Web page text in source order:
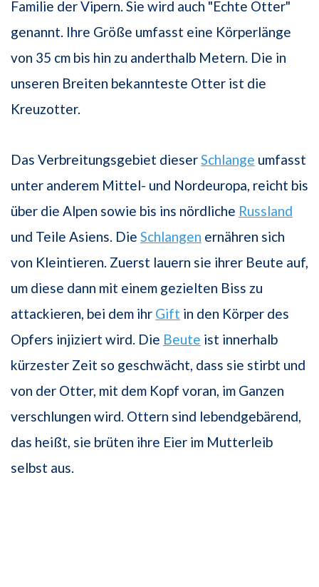
Familie der Vipern. Sie wird auch "Echte Otter"
genannt. Ihre Größe umfasst eine Körperlänge
von 35 cm bis hin zu anderthalb Metern. Die in
unseren Breiten bekannteste Otter ist die
Kreuzotter.
Das Verbreitungsgebiet dieserSchlange umfasst
unter anderem Mittel- und Nordeuropa, reicht bis
über die Alpen sowie bis ins nördliche Russland
und Teile Asiens. Die Schlangen ernähren sich
von Kleintieren. Zuerst lauern sie ihrer Beute auf,
um diese dann mit einem gezielten Biss zu
attackieren, bei dem ihr Gift in den Körper des
Opfers injiziert wird. Die Beute ist innerhalb
kürzester Zeit so geschwächt, dass sie stirbt und
von der Otter, mit dem Kopf voran, im Ganzen
verschlungen wird. Ottern sind lebendgebärend,
das heißt, sie brüten ihre Eier im Mutterleib
selbst aus.